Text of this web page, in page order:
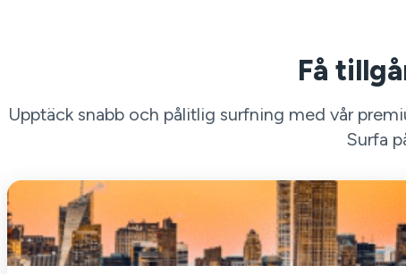
Få
Upptäck snabb och pålitlig surfning med vår
Surfa